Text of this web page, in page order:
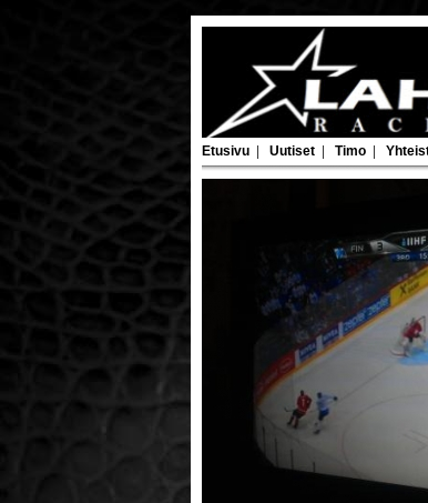
Etusivu Uutiset Timo